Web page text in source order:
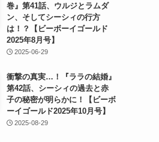
巻』第41話、ウルジとラムダ
ン、そしてシーシィの行方
は！？【ビーボーイゴールド
2025年8月号】
2025-06-29
衝撃の真実…！『ララの結婚』
第42話、シーシィの過去と赤
子の秘密が明らかに！【ビーボ
ーイゴールド2025年10月号】
2025-08-29